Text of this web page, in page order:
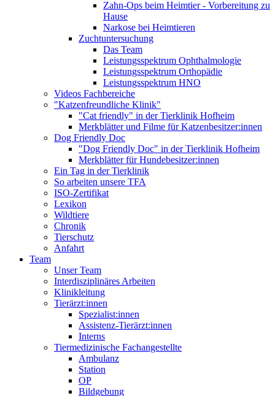
Zahn-Ops beim Heimtier - Vorbereitung zu
Hause
Narkose bei Heimtieren
Zuchtuntersuchung
Das Team
Leistungsspektrum Ophthalmologie
Leistungsspektrum Orthopädie
Leistungsspektrum HNO
Videos Fachbereiche
"Katzenfreundliche Klinik"
"Cat friendly" in der Tierklinik Hofheim
Merkblätter und Filme für Katzenbesitzer:innen
Dog Friendly Doc
"Dog Friendly Doc" in der Tierklinik Hofheim
Merkblätter für Hundebesitzer:innen
Ein Tag in der Tierklinik
So arbeiten unsere TFA
ISO-Zertifikat
Lexikon
Wildtiere
Chronik
Tierschutz
Anfahrt
Team
Unser Team
Interdisziplinäres Arbeiten
Klinikleitung
Tierärzt:innen
Spezialist:innen
Assistenz-Tierärzt:innen
Interns
Tiermedizinische Fachangestellte
Ambulanz
Station
OP
Bildgebung